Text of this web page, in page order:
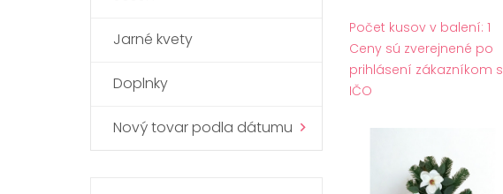
Jarné kvety
Doplnky
Nový tovar podla dátumu
Počet kusov v balení: 1
Ceny sú zverejnené po
prihlásení zákazníkom s
IČO